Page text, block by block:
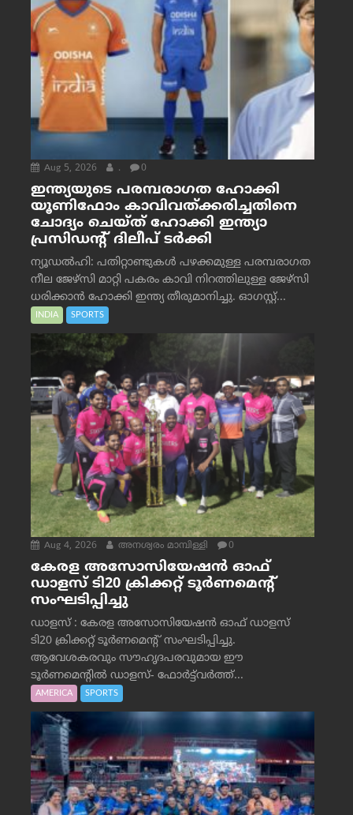
Aug 5, 2026 . 0
ഇന്ത്യയുടെ പരമ്പരാഗത ഹോക്കി
യൂണിഫോം കാവിവത്ക്കരിച്ചതിനെ
ചോദ്യം ചെയ്ത് ഹോക്കി ഇന്ത്യാ
പ്രസിഡന്റ് ദിലീപ് ടര്‍ക്കി
ന്യൂഡൽഹി: പതിറ്റാണ്ടുകൾ പഴക്കമുള്ള പരമ്പരാഗത
നീല ജേഴ്‌സി മാറ്റി പകരം കാവി നിറത്തിലുള്ള ജേഴ്‌സി
ധരിക്കാൻ ഹോക്കി ഇന്ത്യ തീരുമാനിച്ചു. ഓഗസ്റ്റ്...
INDIA SPORTS
Aug 4, 2026 അനശ്വരം മാമ്പിള്ളി 0
കേരള അസോസിയേഷൻ ഓഫ്
ഡാളസ് ടി20 ക്രിക്കറ്റ് ടൂർണമെന്റ്
സംഘടിപ്പിച്ചു
ഡാളസ് : കേരള അസോസിയേഷൻ ഓഫ് ഡാളസ്
ടി20 ക്രിക്കറ്റ് ടൂർണമെന്റ് സംഘടിപ്പിച്ചു.
ആവേശകരവും സൗഹൃദപരവുമായ ഈ
ടൂർണമെന്റിൽ ഡാളസ്- ഫോർട്ട്‌വര്‍ത്ത്...
AMERICA SPORTS